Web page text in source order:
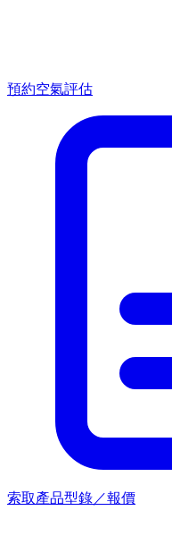
預約空氣評估
索取產品型錄／報價